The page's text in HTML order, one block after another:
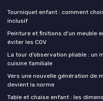
Tourniquet enfant : comment
inclusif
Peinture et finitions d'un meuble
éviter les COV
La tour d’observation pliable : un
cuisine familiale
Vers une nouvelle génération de
devient la norme
Table et chaise enfant : les